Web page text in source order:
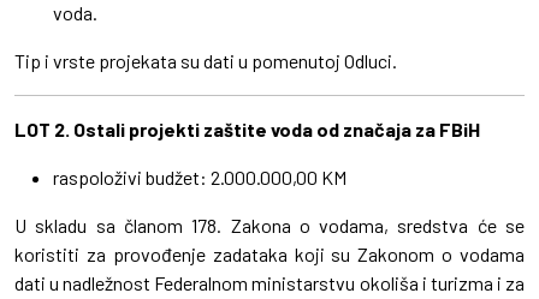
voda.
Tip i vrste projekata su dati u pomenutoj Odluci.
LOT 2. Ostali projekti zaštite voda od značaja za FBiH
raspoloživi budžet: 2.000.000,00 KM
U skladu sa članom 178. Zakona o vodama, sredstva će se
koristiti za provođenje zadataka koji su Zakonom o vodama
dati u nadležnost Federalnom ministarstvu okoliša i turizma i za